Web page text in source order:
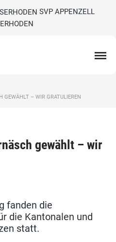
SVP APPENZELL
GEWÄHLT – WIR GRATULIEREN
gewählt – wir
fanden die
die Kantonalen und
statt.